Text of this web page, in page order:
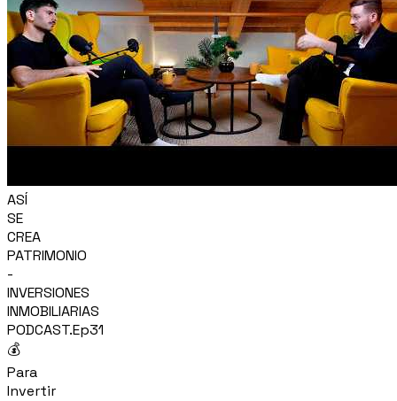
ASÍ
SE
CREA
PATRIMONIO
-
INVERSIONES
INMOBILIARIAS
PODCAST.Ep31
💰
Para
Invertir